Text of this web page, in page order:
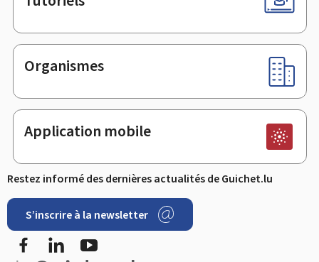
Organismes
Application mobile
Restez informé des dernières actualités de Guichet.lu
S’inscrire à la newsletter
FacebookLinkedIn